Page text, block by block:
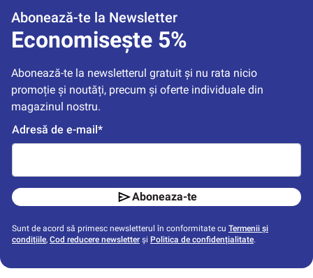
Abonează-te la Newsletter
Economisește 5%
Abonează-te la newsletterul gratuit și nu rata nicio
promoție și noutăți, precum și oferte individuale din
magazinul nostru.
Adresă de e-mail*
Aboneaza-te
Sunt de acord să primesc newsletterul în conformitate cu Termenii și
condițiile, Cod reducere newsletter și Politica de confidențialitate.